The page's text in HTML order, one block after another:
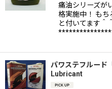
痛油シリーズが
格実施中！ もち
と付いてます＾＾
パワステフルード
Lubricant